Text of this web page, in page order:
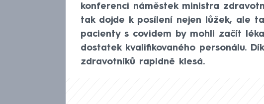
konferenci náměstek ministra
tak dojde k posílení nejen lůžek, ale
pacienty s covidem by mohli začít
dostatek kvalifikovaného personálu.
zdravotníků rapidně klesá.